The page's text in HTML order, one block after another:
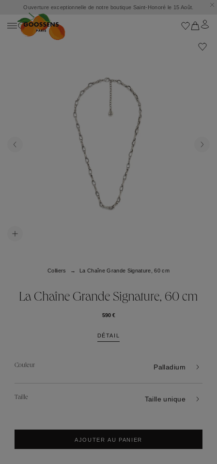
Ouverture exceptionnelle de notre boutique Saint-Honoré le 15 Août.
Colliers La Chaîne Grande Signature, 60 cm
La Chaîne Grande Signature, 60 cm
590 €
DÉTAIL
Couleur Palladium
Taille Taille unique
AJOUTER AU PANIER